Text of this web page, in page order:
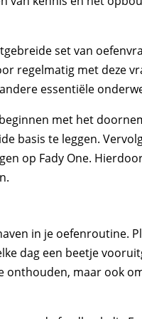
set van
regelmatig met deze
essentiële
met het
basis te leggen.
op Fady One.
in je oefenroutine.
dag een beetje
maar ook